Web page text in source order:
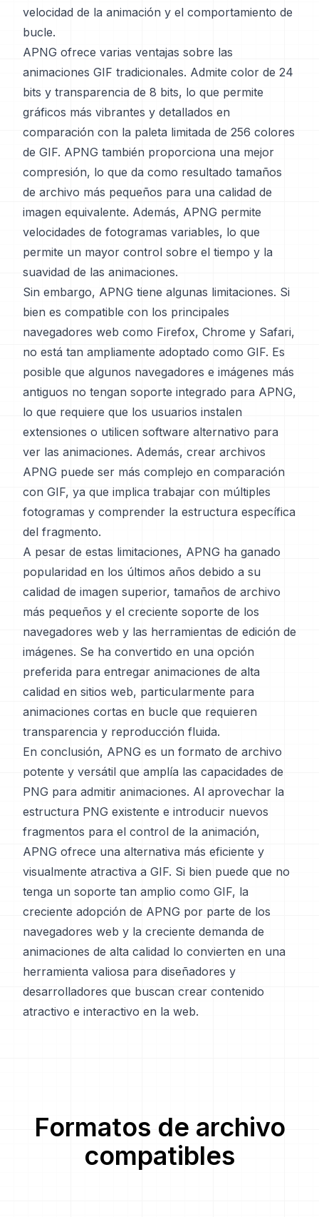
velocidad de la animación y el comportamiento de
bucle.
APNG ofrece varias ventajas sobre las
animaciones GIF tradicionales. Admite color de 24
bits y transparencia de 8 bits, lo que permite
gráficos más vibrantes y detallados en
comparación con la paleta limitada de 256 colores
de GIF. APNG también proporciona una mejor
compresión, lo que da como resultado tamaños
de archivo más pequeños para una calidad de
imagen equivalente. Además, APNG permite
velocidades de fotogramas variables, lo que
permite un mayor control sobre el tiempo y la
suavidad de las animaciones.
Sin embargo, APNG tiene algunas limitaciones. Si
bien es compatible con los principales
navegadores web como Firefox, Chrome y Safari,
no está tan ampliamente adoptado como GIF. Es
posible que algunos navegadores e imágenes más
antiguos no tengan soporte integrado para APNG,
lo que requiere que los usuarios instalen
extensiones o utilicen software alternativo para
ver las animaciones. Además, crear archivos
APNG puede ser más complejo en comparación
con GIF, ya que implica trabajar con múltiples
fotogramas y comprender la estructura específica
del fragmento.
A pesar de estas limitaciones, APNG ha ganado
popularidad en los últimos años debido a su
calidad de imagen superior, tamaños de archivo
más pequeños y el creciente soporte de los
navegadores web y las herramientas de edición de
imágenes. Se ha convertido en una opción
preferida para entregar animaciones de alta
calidad en sitios web, particularmente para
animaciones cortas en bucle que requieren
transparencia y reproducción fluida.
En conclusión, APNG es un formato de archivo
potente y versátil que amplía las capacidades de
PNG para admitir animaciones. Al aprovechar la
estructura PNG existente e introducir nuevos
fragmentos para el control de la animación,
APNG ofrece una alternativa más eficiente y
visualmente atractiva a GIF. Si bien puede que no
tenga un soporte tan amplio como GIF, la
creciente adopción de APNG por parte de los
navegadores web y la creciente demanda de
animaciones de alta calidad lo convierten en una
herramienta valiosa para diseñadores y
desarrolladores que buscan crear contenido
atractivo e interactivo en la web.
Formatos de archivo
compatibles